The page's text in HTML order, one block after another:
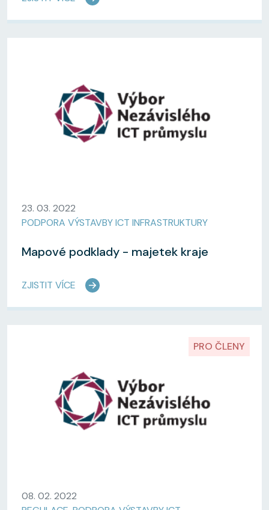
23. 03. 2022
PODPORA VÝSTAVBY ICT INFRASTRUKTURY
Mapové podklady - majetek kraje
ZJISTIT VÍCE
PRO ČLENY
08. 02. 2022